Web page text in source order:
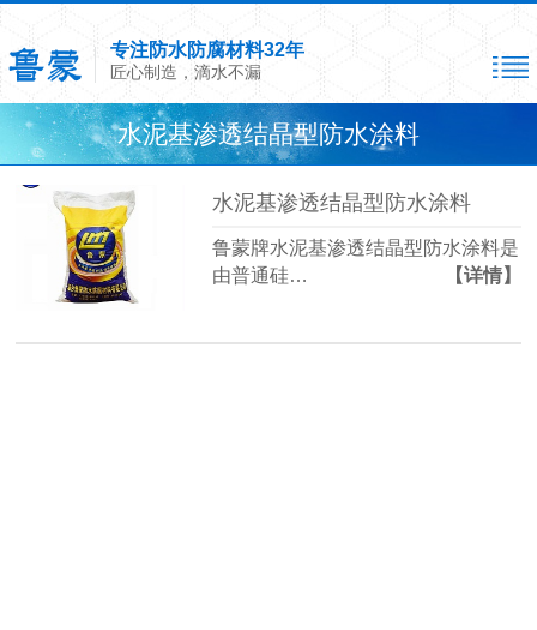
专注防水防腐材料32年
匠心制造，滴水不漏
水泥基渗透结晶型防水涂料
水泥基渗透结晶型防水涂料
鲁蒙牌水泥基渗透结晶型防水涂料是
由普通硅…
【详情】